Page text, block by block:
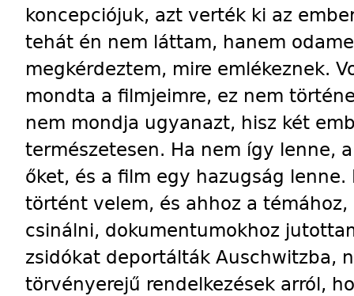
koncepciójuk, azt verték ki az
tehát én nem láttam, hanem
megkérdeztem, mire emlékeznek.
mondta a filmjeimre, ez nem
nem mondja ugyanazt, hisz két
természetesen. Ha nem így lenne,
őket, és a film egy hazugság
történt velem, és ahhoz a
csinálni, dokumentumokhoz
zsidókat deportálták Auschwitzba,
törvényerejű rendelkezések arról,